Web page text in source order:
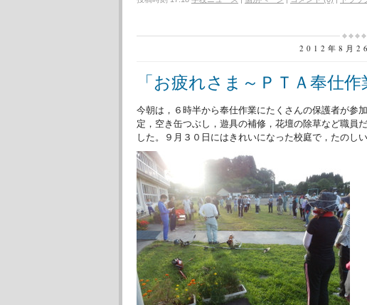
2012年8月
「お疲れさま～ＰＴＡ奉仕
今朝は，６時半から奉仕作業にたくさんの保護者が参
定，空き缶つぶし，遊具の補修，花壇の除草など職員
した。９月３０日にはきれいになった校庭で，たのし